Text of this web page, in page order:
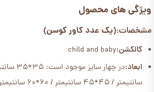
ویژگی های محصول
مشخصات:(یک عدد کاور کوسن)
کالکشن:child and baby
ابعاد:
سانتیمتر / 45*45 سانتیمتر / 60*60 سانتیمتر